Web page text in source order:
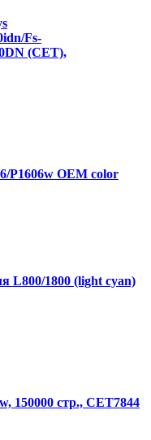
Fs-
(CET),
P1606w OEM color
L800/1800 (light cyan)
150000 стр., CET7844